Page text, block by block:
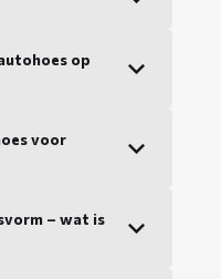
op
voor
– wat is